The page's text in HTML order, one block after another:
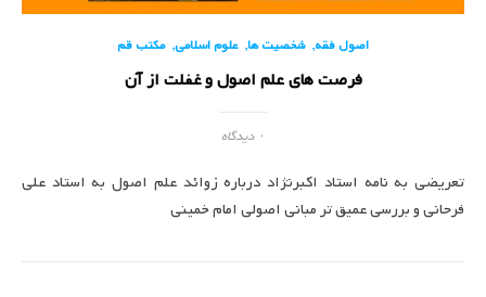
اصول فقه,شخصیت ها,علوم اسلامی,مکتب قم
فرصت های علم اصول و غفلت از آن
۰ دیدگاه
تعریضی به نامه استاد اکبرنژاد درباره زوائد علم اصول به استاد علی
فرحانی و بررسی عمیق تر مبانی اصولی امام خمینی